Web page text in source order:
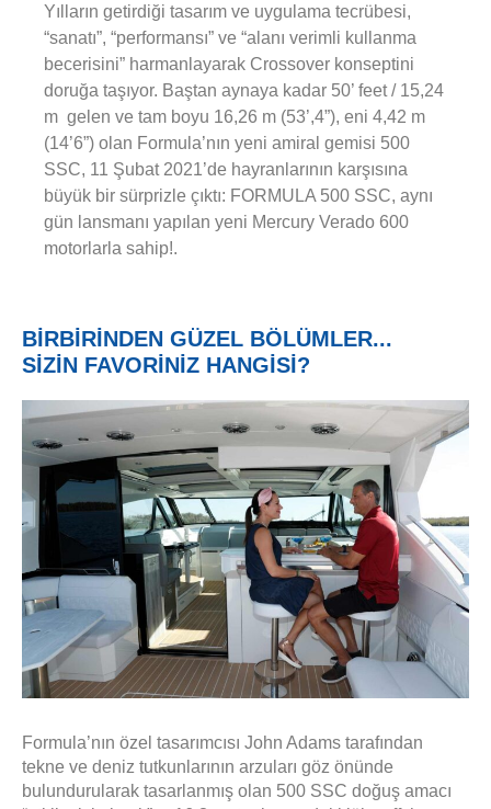
Yılların getirdiği tasarım ve uygulama tecrübesi,
“sanatı”, “performansı” ve “alanı verimli kullanma
becerisini” harmanlayarak Crossover konseptini
doruğa taşıyor. Baştan aynaya kadar 50’ feet / 15,24
m gelen ve tam boyu 16,26 m (53’,4”), eni 4,42 m
(14’6”) olan Formula’nın yeni amiral gemisi 500
SSC, 11 Şubat 2021’de hayranlarının karşısına
büyük bir sürprizle çıktı: FORMULA 500 SSC, aynı
gün lansmanı yapılan yeni Mercury Verado 600
motorlarla sahip!.
BİRBİRİNDEN GÜZEL BÖLÜMLER...
SİZİN FAVORİNİZ HANGİSİ?
Formula’nın özel tasarımcısı John Adams tarafından
tekne ve deniz tutkunlarının arzuları göz önünde
bulundurularak tasarlanmış olan 500 SSC doğuş amacı